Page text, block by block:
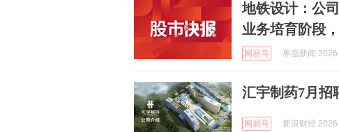
地铁设计：公
业务培育阶段
网易号 界面新闻
汇宇制药7月招
网易号 新浪财经